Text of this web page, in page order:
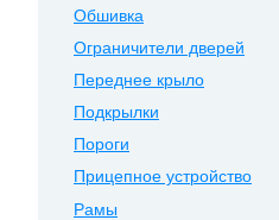
Обшивка
Ограничители дверей
Переднее крыло
Подкрылки
Пороги
Прицепное устройство
Рамы